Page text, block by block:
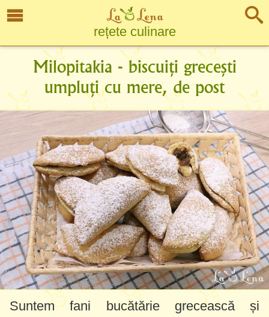
rețete culinare
Milopitakia - biscuiți grecești
umpluți cu mere, de post
Suntem fani bucătărie grecească și